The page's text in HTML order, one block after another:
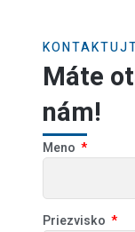
Máte
nám!
Meno
Priezvisko